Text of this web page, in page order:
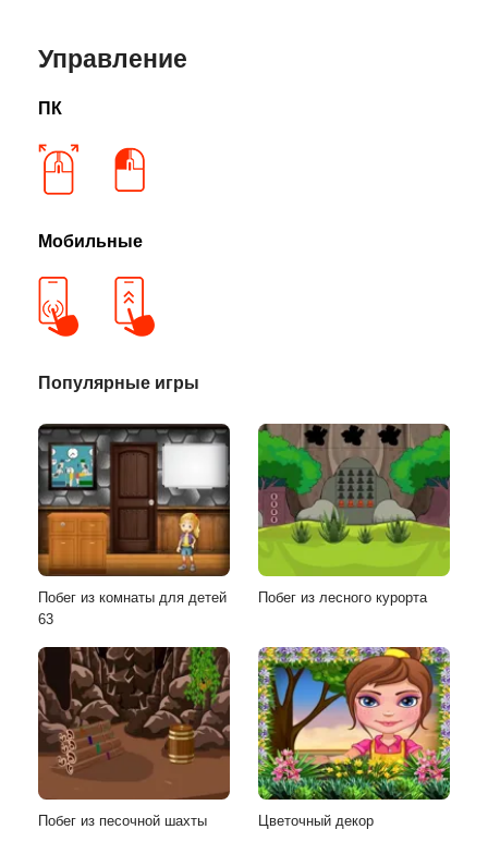
Управление
ПК
Мобильные
Популярные игры
Побег из комнаты для детей
63
Побег из лесного курорта
Побег из песочной шахты Цветочный декор